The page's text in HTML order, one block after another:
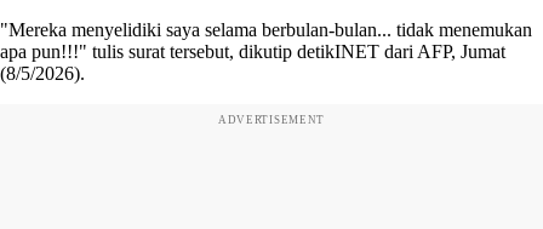
"Mereka menyelidiki saya selama berbulan-bulan... tidak menemukan
apa pun!!!" tulis surat tersebut, dikutip detikINET dari AFP, Jumat
(8/5/2026).
ADVERTISEMENT